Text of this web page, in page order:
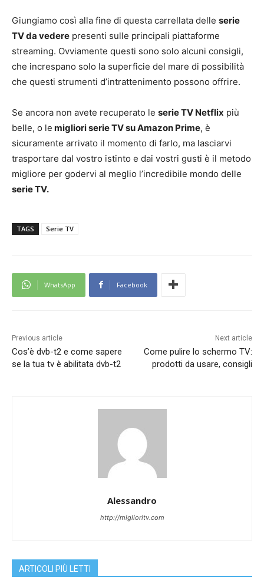
Giungiamo così alla fine di questa carrellata delle serie
TV da vedere presenti sulle principali piattaforme
streaming. Ovviamente questi sono solo alcuni consigli,
che increspano solo la superficie del mare di possibilità
che questi strumenti d’intrattenimento possono offrire.
Se ancora non avete recuperato le serie TV Netflix più
belle, o le migliori serie TV su Amazon Prime, è
sicuramente arrivato il momento di farlo, ma lasciarvi
trasportare dal vostro istinto e dai vostri gusti è il metodo
migliore per godervi al meglio l’incredibile mondo delle
serie TV.
TAGS Serie TV
WhatsApp Facebook
Previous article
Cos’è dvb-t2 e come sapere
se la tua tv è abilitata dvb-t2
Next article
Come pulire lo schermo TV:
prodotti da usare, consigli
Alessandro
http://miglioritv.com
ARTICOLI PIÙ LETTI